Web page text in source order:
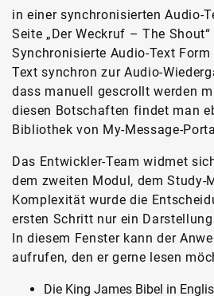
in einer synchronisierten Audio-
Seite „Der Weckruf – The
Synchronisierte Audio-Text
Text synchron zur Audio-
dass manuell gescrollt werden
diesen Botschaften findet man
Bibliothek von My-Message-
Das Entwickler-Team widmet
dem zweiten Modul, dem Study-
Komplexität wurde die
ersten Schritt nur ein
In diesem Fenster kann der
aufrufen, den er gerne lesen
Die King James Bibel in